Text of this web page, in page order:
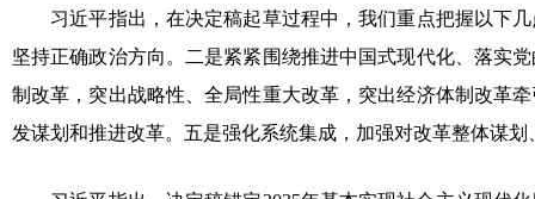
习近平指出，在决定稿起草过程中，我们重点把握以下几
坚持正确政治方向。二是紧紧围绕推进中国式现代化、落实
制改革，突出战略性、全局性重大改革，突出经济体制改革
发谋划和推进改革。五是强化系统集成，加强对改革整体谋